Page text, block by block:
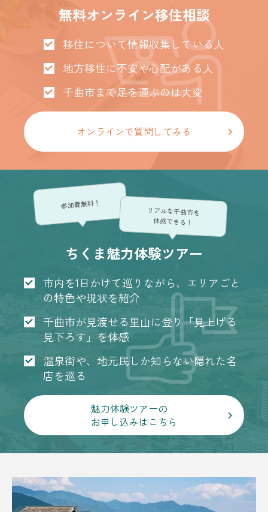
無料オンライン移住相談
移住について情報収集している人
地方移住に不安や心配がある人
千曲市まで足を運ぶのは大変
オンラインで質問してみる
参加費無料！
リアルな千曲市を
体感できる！
ちくま魅力体験ツアー
市内を1日かけて巡りながら、エリアごと
の特色や現状を紹介
千曲市が見渡せる里山に登り「見上げる
見下ろす」を体感
温泉街や、地元民しか知らない隠れた名
店を巡る
魅力体験ツアーの
お申し込みはこちら